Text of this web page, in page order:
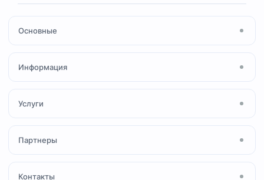
Основные
Посты
Ihsan Media
Информация
Молитва Намаз
Принять Ислам
Расписания лекций
Услуги
Фонд «Зекет»
Вопрос-ответ
Партнеры
«QMDB HALAL»
Контакты